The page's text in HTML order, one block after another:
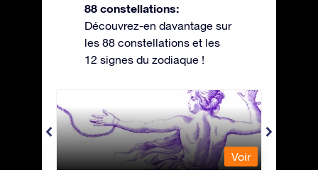
88 constellations:
Découvrez-en davantage sur
les 88 constellations et les
12 signes du zodiaque !
Andromeda - Andromède
Voir